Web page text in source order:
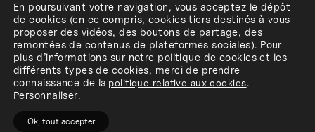
Plan d'accès•Politique de confidentialité•Politique de
cookies•Conditions générales
l'ESA Saint-Luc Liège est membre du
En poursuivant votre navigation, vous acceptez le dépôt
de cookies (en ce compris, cookiestiers destinés à vous
proposer des vidéos, des boutons de partage, des
remontées de contenus de plateformes sociales). Pour
plus d’informations sur notre politique de cookies et les
différents types de cookies, merci de prendre
connaissance de la politique relative aux cookies.
Personnaliser.
Ok, tout accepter